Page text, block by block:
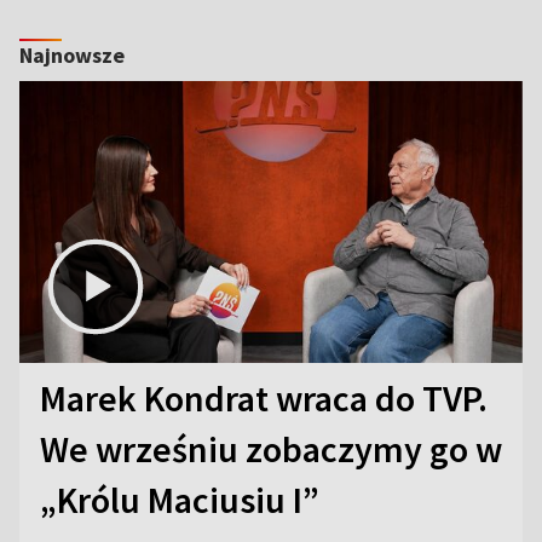
Najnowsze
Marek Kondrat wraca do TVP.
We wrześniu zobaczymy go w
„Królu Maciusiu I”